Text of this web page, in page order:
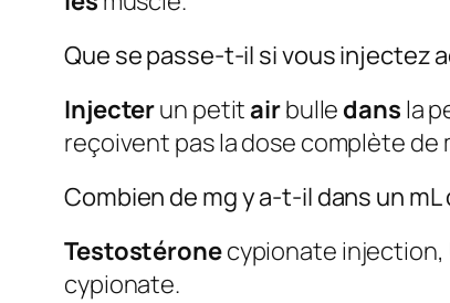
Que se passe-t-il si vous injectez
Injecterun petitairbulle dans la
reçoivent pas la dose complète de
Combien de mg y a-t-il dans un
Testostéronecypionate injection,
cypionate.